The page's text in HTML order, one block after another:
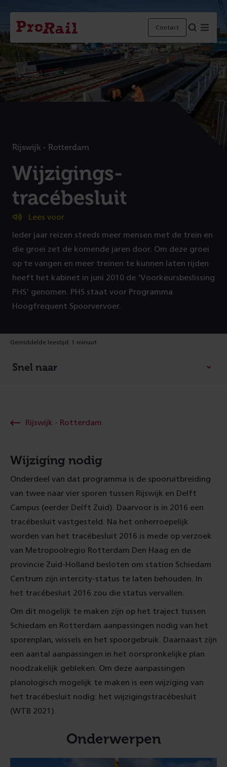
Navigatie
Homepage
ProRail
Contact Menu
Rijswijk - Rotterdam
:
Wijzigings-
tracébesluit
Lees voor
Ieder jaar reizen steeds meer mensen met de trein en
die groei zet de komende jaren door. Om deze groei
op te vangen en meer treinen te kunnen laten rijden
heeft het kabinet in juni 2010 de 'Voorkeursbeslissing
PHS' genomen. PHS staat voor Programma
Hoogfrequent Spoorvervoer.
Gemiddelde leestijd: 1 minuut
Snel naar
Rijswijk - Rotterdam
Wijziging nodig
Onderdeel van dat programma is de spooruitbreiding
van twee naar vier sporen tussen Rijswijk en Delft
Campus (eerder Delft Zuid). Daarvoor is in 2016 een
tracébesluit vastgesteld. Na het onherroepelijk
worden van het tracébesluit 2016 is mede op verzoek
van Metropoolregio Rotterdam Den Haag en de
provincie Zuid-Holland besloten om station Schiedam
Centrum zijn intercity-status te laten behouden. In
het tracébesluit 2016 zou die status vervallen.
Om dit mogelijk te maken zijn op het traject tussen
Schiedam en Rotterdam aanpassingen nodig van het
sporenplan, wissels en het spoorgebruik. Daarnaast zijn
een aantal aanpassingen in het oorspronkelijke plan
noodzakelijk gebleken. Om deze aanpassingen
planologisch mogelijk te maken is een wijziging van
het tracébesluit nodig: het wijzigingstracébesluit
(WTB 2021).
Onderwerpen